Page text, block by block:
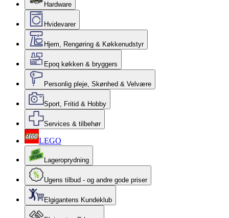
Hardware
Hvidevarer
Hjem, Rengøring & Køkkenudstyr
Epoq køkken & bryggers
Personlig pleje, Skønhed & Velvære
Sport, Fritid & Hobby
Services & tilbehør
LEGO
Lageroprydning
Ugens tilbud - og andre gode priser
Elgigantens Kundeklub